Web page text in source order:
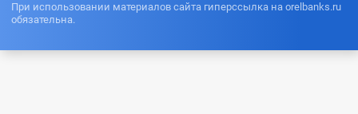
При использовании материалов сайта гиперссылка на orelbanks.ru
обязательна.